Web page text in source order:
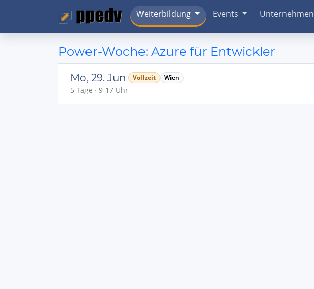
Weiterbildung Events Unternehmen
Power-Woche: Azure für Entwickler
Mo, 29. Jun Vollzeit Wien
5 Tage · 9-17 Uhr